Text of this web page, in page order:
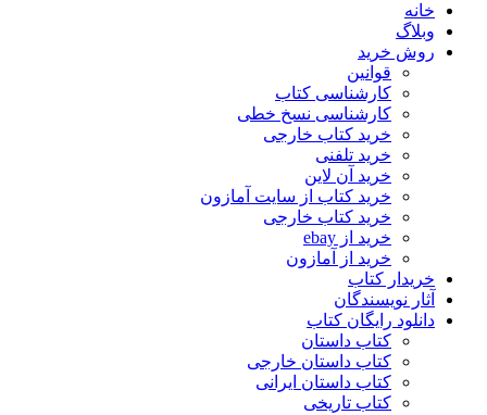
خانه
وبلاگ
روش خرید
قوانین
کارشناسی کتاب
کارشناسی نسخ خطی
خرید کتاب خارجی
خرید تلفنی
خرید آن لاین
خرید کتاب از سایت آمازون
خرید کتاب خارجی
خرید از ebay
خرید از آمازون
خریدار کتاب
آثار نویسندگان
دانلود رایگان کتاب
کتاب داستان
کتاب داستان خارجی
کتاب داستان ایرانی
کتاب تاریخی